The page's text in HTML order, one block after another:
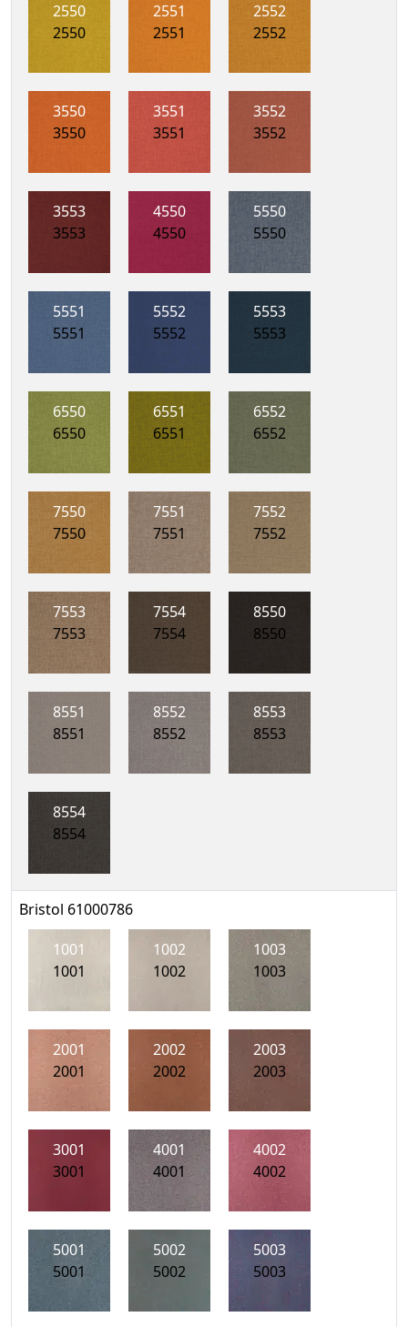
2550
2550
2551
2551
2552
2552
3550
3550
3551
3551
3552
3552
3553
3553
4550
4550
5550
5550
5551
5551
5552
5552
5553
5553
6550
6550
6551
6551
6552
6552
7550
7550
7551
7551
7552
7552
7553
7553
7554
7554
8550
8550
8551
8551
8552
8552
8553
8553
8554
8554
Bristol 61000786
1001
1001
1002
1002
1003
1003
2001
2001
2002
2002
2003
2003
3001
3001
4001
4001
4002
4002
5001
5001
5002
5002
5003
5003